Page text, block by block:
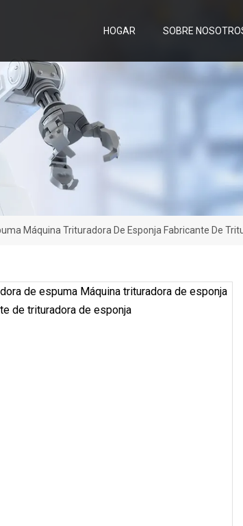
HOGAR SOBRE
Máquina Trituradora De Esponja Fabricante De